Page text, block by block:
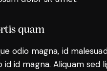
quam
odio magna, id
id magna. Aliquam sed